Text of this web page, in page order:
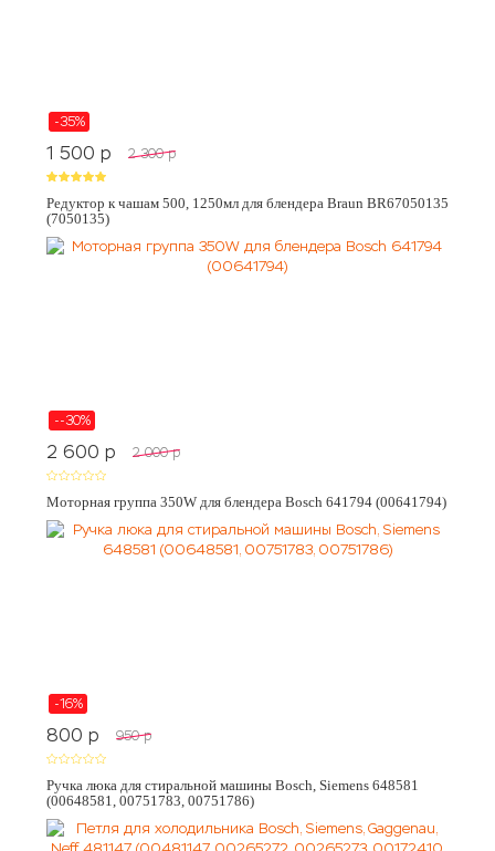
-35%
1 500 p 2 300 p
Редуктор к чашам 500, 1250мл для блендера Braun BR67050135
(7050135)
--30%
2 600 p 2 000 p
Моторная группа 350W для блендера Bosch 641794 (00641794)
-16%
800 p 950 p
Ручка люка для стиральной машины Bosch, Siemens 648581
(00648581, 00751783, 00751786)